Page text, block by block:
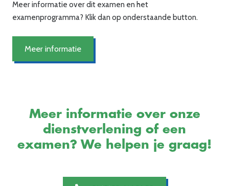
Meer informatie over dit examen en het
examenprogramma? Klik dan op onderstaande button.
Meer informatie
Meer informatie over onze
dienstverlening of een
examen? We helpen je graag!